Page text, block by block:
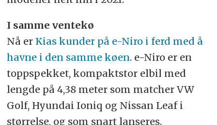
I samme ventekø
Nå er Kias kunder på e-Niro i ferd med å
havne i den samme køen. e-Niro er en
toppspekket, kompaktstor elbil med
lengde på 4,38 meter som matcher VW
Golf, Hyundai Ioniq og Nissan Leaf i
størrelse, og som snart lanseres.